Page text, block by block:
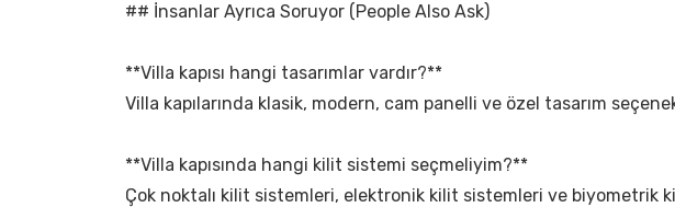
## İnsanlar Ayrıca Soruyor (People Also Ask)
**Villa kapısı hangi tasarımlar vardır?**
Villa kapılarında klasik, modern, cam panelli ve özel tasarım
**Villa kapısında hangi kilit sistemi seçmeliyim?**
Çok noktalı kilit sistemleri, elektronik kilit sistemleri ve biyometrik